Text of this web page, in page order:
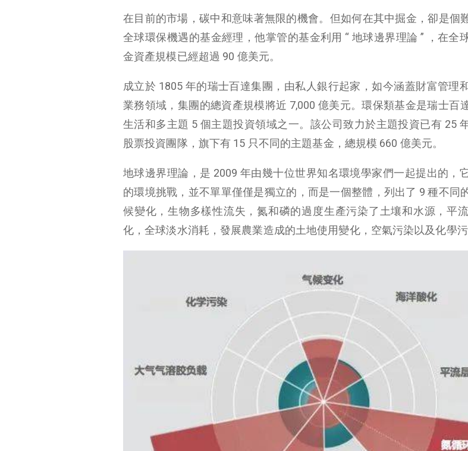
在目前的市場，碳中和意味著無限的機會。但如何在其中掘金，卻是個
全球環保機遇的基金經理，他掌管的基金利用 “ 地球邊界理論 ” ，在全
金資產規模已經超過 90 億美元。
成立於 1805 年的瑞士百達集團，由私人銀行起家，如今涵蓋財富管理
業務領域，集團的總資產規模將近 7,000 億美元。環保類基金是瑞士百
生活和多主題 5 個主題投資領域之一。該公司致力於主題投資已有 25
股票投資團隊，旗下有 15 只不同的主題基金，總規模 660 億美元。
地球邊界理論，是 2009 年由幾十位世界知名環境學家們一起提出的，
的環境挑戰，並不單單僅僅是獨立的，而是一個整體，列出了 9 種不同
候變化，生物多樣性流失，氮和磷的過度生產污染了土壤和水源，平
化，全球淡水消耗，發展農業造成的土地使用變化，空氣污染以及化學污